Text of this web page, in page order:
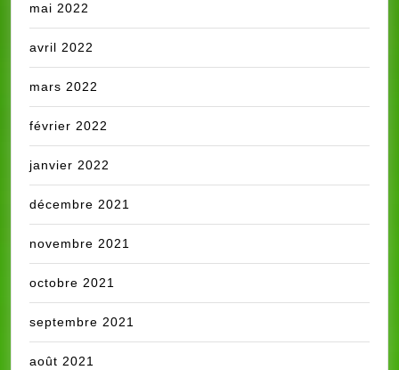
mai 2022
avril 2022
mars 2022
février 2022
janvier 2022
décembre 2021
novembre 2021
octobre 2021
septembre 2021
août 2021